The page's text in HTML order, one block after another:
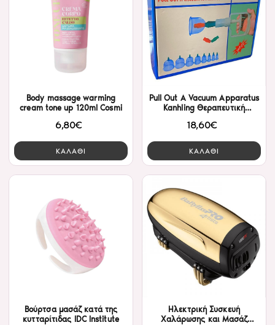
Body massage warming
cream tone up 120ml Cosmi
6,80€
ΚΑΛΑΘΙ
Pull Out A Vacuum Apparatus
Kanhling Θεραπευτική
18,60€
ΚΑΛΑΘΙ
Βούρτσα μασάζ κατά της
κυτταρίτιδας IDC Institute
Ηλεκτρική Συσκευή
Χαλάρωσης και Μασάζ